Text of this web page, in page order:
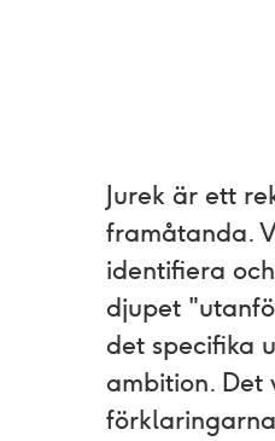
Jurek är ett
framåtanda.
identifiera
djupet
det specifika
ambition. Det